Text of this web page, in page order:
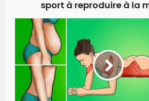
sport à reproduire à la